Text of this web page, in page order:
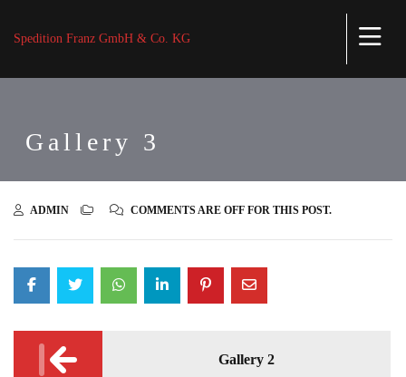
Spedition Franz GmbH & Co. KG
Gallery 3
ADMIN COMMENTS ARE OFF FOR THIS POST.
Post
navigation
Gallery 2